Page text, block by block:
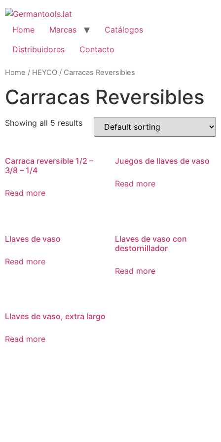
Skip
to
content
Home Marcas
Catálogos
Distribuidores
Contacto
Home / HEYCO / Carracas Reversibles
Carracas Reversibles
Showing all 5 results
Carraca reversible 1/2 –
3/8 – 1/4
Read more
Juegos de llaves de vaso
Read more
Llaves de vaso
Read more
Llaves de vaso con
destornillador
Read more
Llaves de vaso, extra largo
Read more